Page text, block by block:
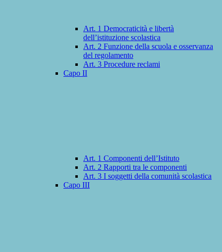
Art. 1 Democraticità e libertà
dell’istituzione scolastica
Art. 2 Funzione della scuola e osservanza
del regolamento
Art. 3 Procedure reclami
Capo II
Art. 1 Componenti dell’Istituto
Art. 2 Rapporti tra le componenti
Art. 3 I soggetti della comunità scolastica
Capo III